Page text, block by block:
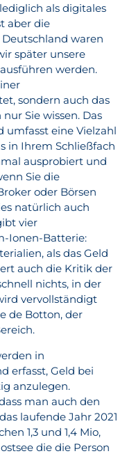
als digitales
aber die
waren
später unsere
werden.
sondern auch das
Sie wissen. Das
eine Vielzahl
in Ihrem Schließfach
ausprobiert und
Sie die
oder Börsen
natürlich auch
vier
Ionen-Batterie:
als das Geld
auch die Kritik der
nichts, in der
vervollständigt
de Botton, der
in
erfasst, Geld bei
anzulegen.
man auch den
laufende Jahr 2021
1,3 und 1,4 Mio,
die die Person